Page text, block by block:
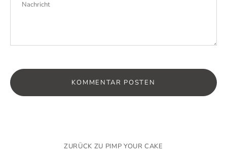
ZURÜCK ZU PIMP YOUR CAKE